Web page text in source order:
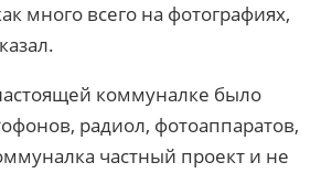
много всего на фотографиях,
коммуналке было
радиол, фотоаппаратов,
частный проект и не